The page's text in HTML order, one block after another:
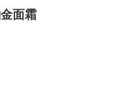
面霜